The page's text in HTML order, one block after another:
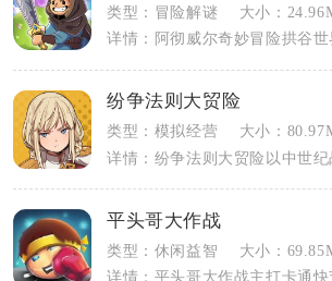
类型：冒险解谜
大小：
纷争法则大贸险
类型：模拟经营
大小：
平头哥大作战
类型：休闲益智
大小：